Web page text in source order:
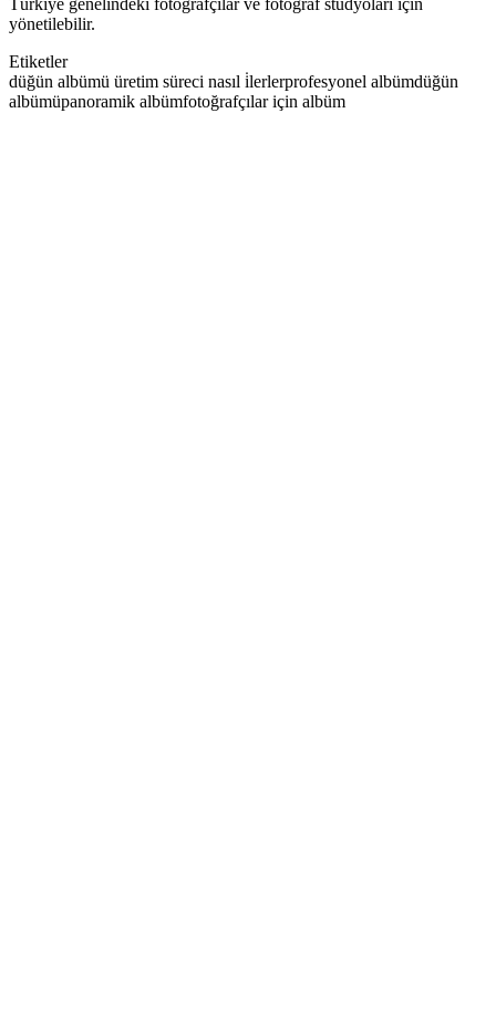
yönetilebilir.
Etiketler
düğün albümü üretim süreci nasıl i̇lerlerprofesyonel albümdüğün
albümüpanoramik albümfotoğrafçılar için albüm